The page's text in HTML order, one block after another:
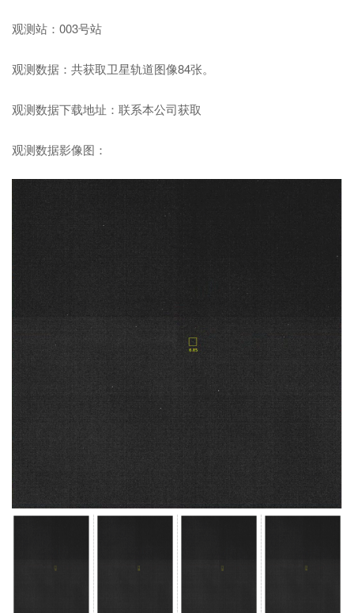
观测站：003号站
观测数据：共获取卫星轨道图像84张。
观测数据下载地址：联系本公司获取
观测数据影像图：